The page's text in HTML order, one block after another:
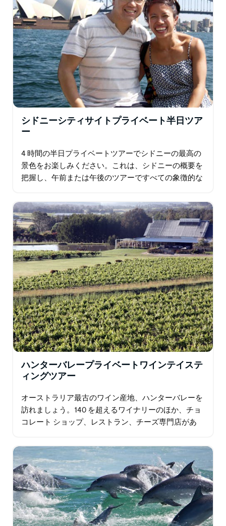
シドニーシティサイトプライベート半日ツア
ー
4 時間の半日プライベートツアーでシドニーの最高の
景色をお楽しみください。これは、シドニーの概要を
把握し、午前または午後のツアーですべての象徴的な
ウスの周囲を散策し、現代世界の驚異の 1…
ハンターバレープライベートワインテイステ
ィングツアー
オーストラリア最古のワイン産地、ハンターバレーを
訪れましょう。140 を超えるワイナリーのほか、チョ
コレート ショップ、レストラン、チーズ専門店があ